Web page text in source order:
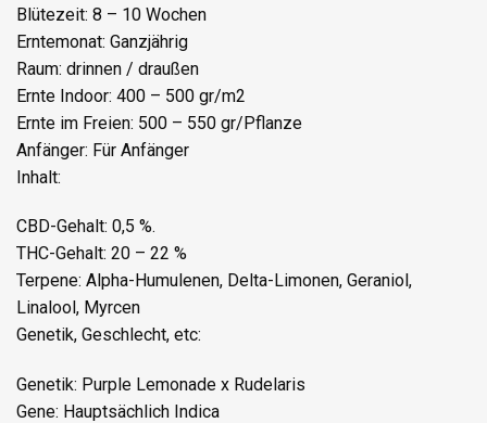
Blütezeit: 8 – 10 Wochen
Erntemonat: Ganzjährig
Raum: drinnen / draußen
Ernte Indoor: 400 – 500 gr/m2
Ernte im Freien: 500 – 550 gr/Pflanze
Anfänger: Für Anfänger
Inhalt:
CBD-Gehalt: 0,5 %.
THC-Gehalt: 20 – 22 %
Terpene: Alpha-Humulenen, Delta-Limonen, Geraniol,
Linalool, Myrcen
Genetik, Geschlecht, etc:
Genetik: Purple Lemonade x Rudelaris
Gene: Hauptsächlich Indica